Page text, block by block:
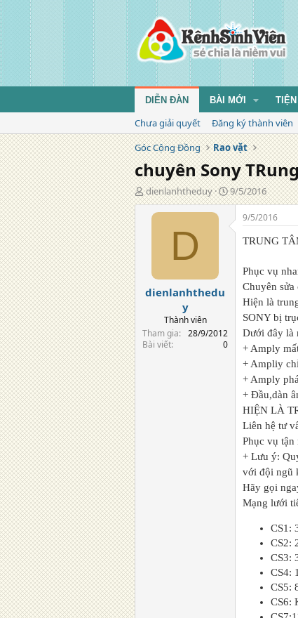
DIỄN ĐÀN BÀI MỚI TIỆN
Chưa giải quyết
Đăng ký thành viên
Góc Cộng Đồng
Rao vặt
chuyên Sony
T
á
dienlanhtheduy
N
g
y
9/5/2016
D
dienlanhthedu
y
Thành viên
Tham gia
28/9/2012
Bài viết
0
9/5/2016
TRUNG
Phục vụ
Chuyên
Hiện là
SONY bị
Dưới đây là
+ Amply
+ Ampliy
+ Amply
+ Đầu,dàn
HIỆN LÀ
Liên hệ tư
Phục vụ
+ Lưu ý:
với đội ngũ
Hãy gọi
Mạng lưới
CS1:
CS2:
CS3:
CS4:
CS5:
CS6: